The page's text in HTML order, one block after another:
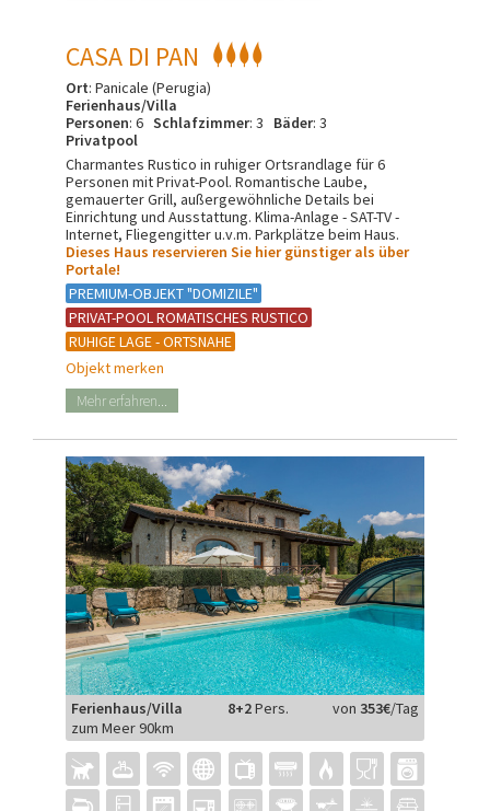
CASA DI PAN
Ort: Panicale (Perugia)
Ferienhaus/Villa
Personen: 6 Schlafzimmer: 3 Bäder: 3
Privatpool
Charmantes Rustico in ruhiger Ortsrandlage für 6
Personen mit Privat-Pool. Romantische Laube,
gemauerter Grill, außergewöhnliche Details bei
Einrichtung und Ausstattung. Klima-Anlage - SAT-TV -
Internet, Fliegengitter u.v.m. Parkplätze beim Haus.
Dieses Haus reservieren Sie hier günstiger als über
Portale!
PREMIUM-OBJEKT "DOMIZILE"
PRIVAT-POOL ROMATISCHES RUSTICO
RUHIGE LAGE - ORTSNAHE
Objekt merken
Mehr erfahren...
Ferienhaus/Villa 8+2Pers. von 353€/Tag
zum Meer 90km